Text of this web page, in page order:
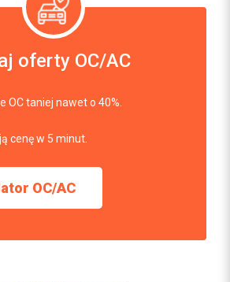
oferty OC/AC
OC taniej nawet o 40%.
cenę w 5 minut.
OC/AC